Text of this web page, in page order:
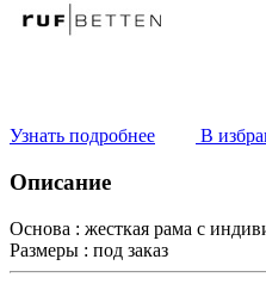
Узнать подробнее В
Описание
Основа : жесткая рама с
Размеры : под заказ